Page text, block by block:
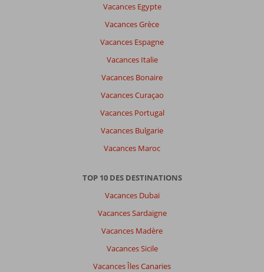
Vacances Egypte
Vacances Grèce
Vacances Espagne
Vacances Italie
Vacances Bonaire
Vacances Curaçao
Vacances Portugal
Vacances Bulgarie
Vacances Maroc
TOP 10 DES DESTINATIONS
Vacances Dubaï
Vacances Sardaigne
Vacances Madère
Vacances Sicile
Vacances Îles Canaries